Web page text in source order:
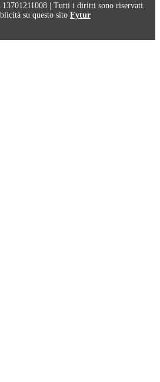
| Tutti i diritti sono riservati.
su questo sito Fytur